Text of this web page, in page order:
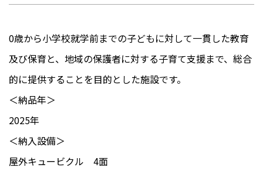
0歳から小学校就学前までの子どもに対して一貫した教育
及び保育と、地域の保護者に対する子育て支援まで、総合
的に提供することを目的とした施設です。
＜納品年＞
2025年
＜納入設備＞
屋外キュービクル 4面